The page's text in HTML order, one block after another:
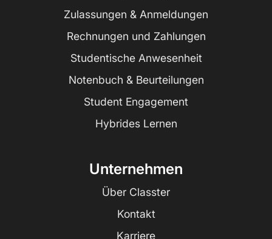
Zulassungen & Anmeldungen
Rechnungen und Zahlungen
Studentische Anwesenheit
Notenbuch & Beurteilungen
Student Engagement
Hybrides Lernen
Unternehmen
Über Classter
Kontakt
Karriere